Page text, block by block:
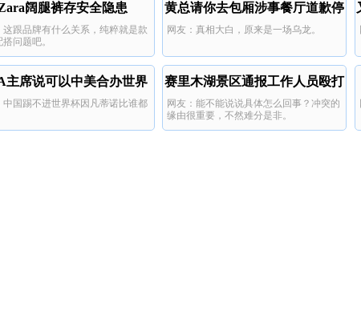
阔腿裤存安全隐患
这跟品牌有什么关系，纯粹就是款
问题吧。
黄总请你去包厢涉事餐厅道歉停
网友：真相大白，原来是一场乌龙。
主席说可以中美合办世界
中国踢不进世界杯因凡蒂诺比谁都
赛里木湖景区通报工作人员殴打
司机
网友：能不能说说具体怎么回事？冲突的
缘由很重要，不然难分是非。